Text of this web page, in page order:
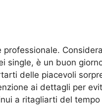
single, è un buon
delle piacevoli
ai dettagli per
a ritagliarti del